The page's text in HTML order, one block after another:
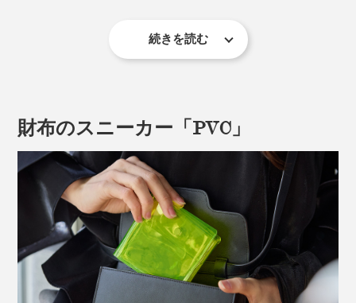
一見シンプルなのに、“財布の間取り”の理想がそこに詰
キャッシュレス化が進み、カードと現金の出し入れバラ
続きを読む
財布のスニーカー「PVC」